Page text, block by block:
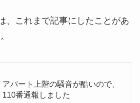
、これまで記事にしたことがあ
アパート上階の騒音が酷いので、
110番通報しました